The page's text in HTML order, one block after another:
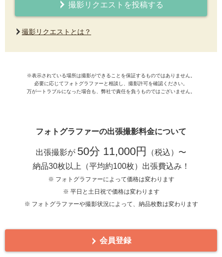
撮影リクエストを投稿する
撮影リクエストとは？
※表示されている場所は撮影ができることを保証するものではありません。
必要に応じてフォトグラファーと相談し、撮影許可を確認ください。
万が一トラブルになった場合も、弊社で責任を負うものではございません。
フォトグラファーの出張撮影料金について
出張撮影が 50分 11,000円
（税込）〜
納品30枚以上（平均約100枚）出張費込み！
※ フォトグラファーによって価格は変わります
※ 平日と土日祝で価格は変わります
※ フォトグラファーや撮影状況によって、納品枚数は変わります
会員登録